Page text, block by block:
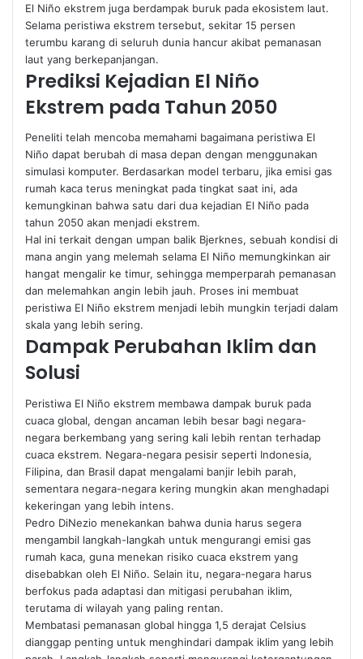
El Niño ekstrem juga berdampak buruk pada ekosistem laut.
Selama peristiwa ekstrem tersebut, sekitar 15 persen
terumbu karang di seluruh dunia hancur akibat pemanasan
laut yang berkepanjangan.
Prediksi Kejadian El Niño
Ekstrem pada Tahun 2050
Peneliti telah mencoba memahami bagaimana peristiwa El
Niño dapat berubah di masa depan dengan menggunakan
simulasi komputer. Berdasarkan model terbaru, jika emisi gas
rumah kaca terus meningkat pada tingkat saat ini, ada
kemungkinan bahwa satu dari dua kejadian El Niño pada
tahun 2050 akan menjadi ekstrem.
Hal ini terkait dengan umpan balik Bjerknes, sebuah kondisi di
mana angin yang melemah selama El Niño memungkinkan air
hangat mengalir ke timur, sehingga memperparah pemanasan
dan melemahkan angin lebih jauh. Proses ini membuat
peristiwa El Niño ekstrem menjadi lebih mungkin terjadi dalam
skala yang lebih sering.
Dampak Perubahan Iklim dan
Solusi
Peristiwa El Niño ekstrem membawa dampak buruk pada
cuaca global, dengan ancaman lebih besar bagi negara-
negara berkembang yang sering kali lebih rentan terhadap
cuaca ekstrem. Negara-negara pesisir seperti Indonesia,
Filipina, dan Brasil dapat mengalami banjir lebih parah,
sementara negara-negara kering mungkin akan menghadapi
kekeringan yang lebih intens.
Pedro DiNezio menekankan bahwa dunia harus segera
mengambil langkah-langkah untuk mengurangi emisi gas
rumah kaca, guna menekan risiko cuaca ekstrem yang
disebabkan oleh El Niño. Selain itu, negara-negara harus
berfokus pada adaptasi dan mitigasi perubahan iklim,
terutama di wilayah yang paling rentan.
Membatasi pemanasan global hingga 1,5 derajat Celsius
dianggap penting untuk menghindari dampak iklim yang lebih